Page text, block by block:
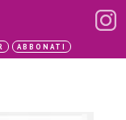
ABBONATI